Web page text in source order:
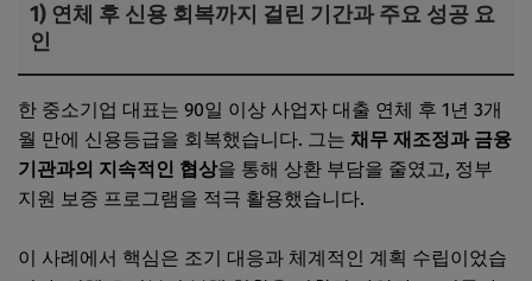
1) 연체 후 신용 회복까지 걸린 기간과 주요 성공 요
인
한 중소기업 대표는 90일 이상 사업자 대출 연체 후 1년 3개
월 만에 신용등급을 회복했습니다. 그는 채무 재조정과 금융
기관과의 지속적인 협상을 통해 상환 부담을 줄였고, 정부
지원 보증 프로그램을 적극 활용했습니다.
이 사례에서 핵심은 조기 대응과 체계적인 계획 수립이었습